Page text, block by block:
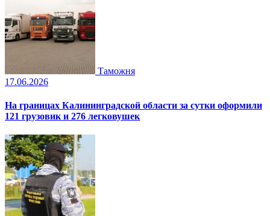
Таможня
17.06.2026
На границах Калининградской области за сутки оформили
121 грузовик и 276 легковушек